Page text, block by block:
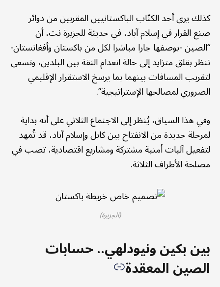
كذلك يرى أحد الكتّاب الباكستانيين المقربين من دوائر
صنع القرار في إسلام آباد، في حديثة للجزيرة نت، أن
“الصين -بوصفها جارا مباشرا لكل من باكستان وأفغانستان-
تنظر بقلق متزايد إلى حالة انعدام الثقة بين البلدين، وتسعى
لتقريب المسافات بينهما بما يرسخ الاستقرار الإقليمي
الضروري لمصالحها الإستراتيجية”.
وفي هذا السياق، يُنظر إلى الاجتماع الثلاثي على أنه بداية
لمرحلة جديدة من الانفتاح بين كابل وإسلام آباد، قد تُمهد
لتفعيل آليات أمنية مشتركة ومشاريع اقتصادية، تصب في
مصلحة الأطراف الثلاثة.
(الجزيرة)
بين بكين ونيودلهي.. حسابات
الصين المعقدة